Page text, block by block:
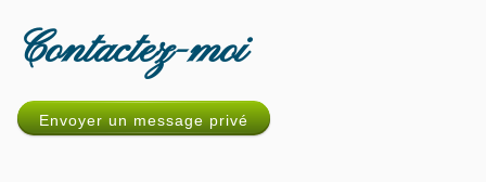
Contactez-moi
Envoyer un message privé